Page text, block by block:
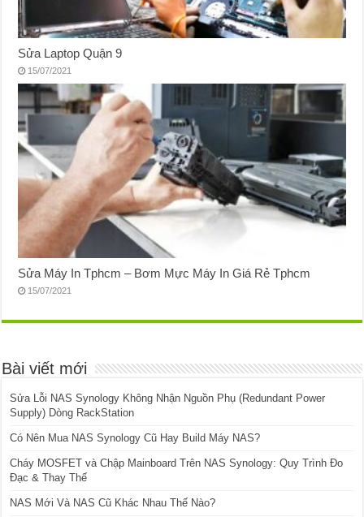
Sửa Laptop Quận 9
15/07/2021
Sửa Máy In Tphcm – Bơm Mực Máy In Giá Rẻ Tphcm
15/07/2021
Bài viết mới
Sửa Lỗi NAS Synology Không Nhận Nguồn Phụ (Redundant Power
Supply) Dòng RackStation
Có Nên Mua NAS Synology Cũ Hay Build Máy NAS?
Cháy MOSFET và Chập Mainboard Trên NAS Synology: Quy Trình Đo
Đạc & Thay Thế
NAS Mới Và NAS Cũ Khác Nhau Thế Nào?